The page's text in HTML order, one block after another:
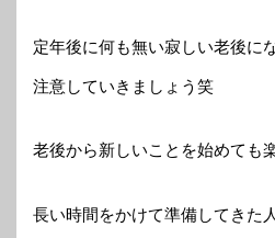
定年後に何も無い寂しい老後に
注意していきましょう笑
老後から新しいことを始めても
長い時間をかけて準備してきた